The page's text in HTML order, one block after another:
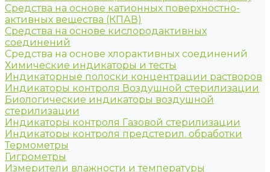
Средства на основе катионных поверхностно-
активных вещества (КПАВ)
Средства на основе кислородактивных
соединений
Средства на основе хлорактивных соединений
Химические индикаторы и тесты
Индикаторные полоски концентрации растворов
Индикаторы контроля Воздушной стерилизации
Биологические индикаторы воздушной
стерилизации
Индикаторы контроля Газовой стерилизации
Индикаторы контроля предстерил. обработки
Термометры
Гигрометры
Измерители влажности и температуры